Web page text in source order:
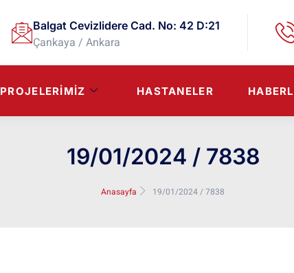
Balgat Cevizlidere Cad. No: 42 D:21
Çankaya / Ankara
PROJELERIMIZ HASTANELER
19/01/2024 / 7838
Anasayfa 19/01/2024 / 7838